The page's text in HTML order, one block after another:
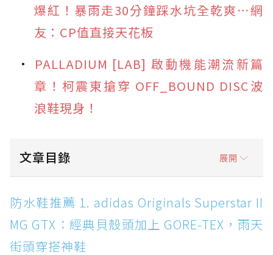
爆紅！暴雨走30分鐘踩水坑全乾爽⋯網
友：CP值直接天花板
PALLADIUM [LAB] 啟動機能潮流新篇
章！柯震東搶穿 OFF_BOUND DISC波
浪鞋現身！
文章目錄 展開
防水鞋推薦 1. adidas Originals Superstar II
MG GTX：經典貝殼頭加上 GORE-TEX，雨天街
頭穿搭神鞋
防水鞋推薦 2. New Balance Hierro v9 GORE-
防水鞋推薦 1. adidas Originals Superstar II
MG GTX：經典貝殼頭加上 GORE-TEX，雨天
街頭穿搭神鞋